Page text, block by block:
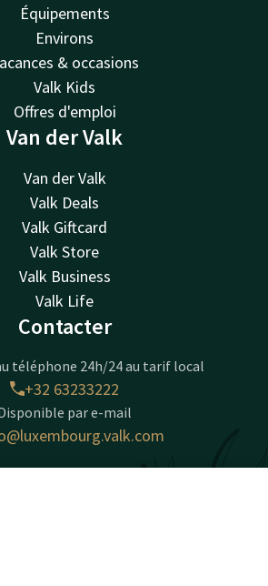
Équipements
Environs
& occasions
Valk Kids
Offres d'emploi
Van der Valk
Van der Valk
Valk Deals
Valk Giftcard
Valk Store
Valk Business
Valk Life
Contacter
téléphone 24h/24 au tarif local
+32 63233222
par e-mail